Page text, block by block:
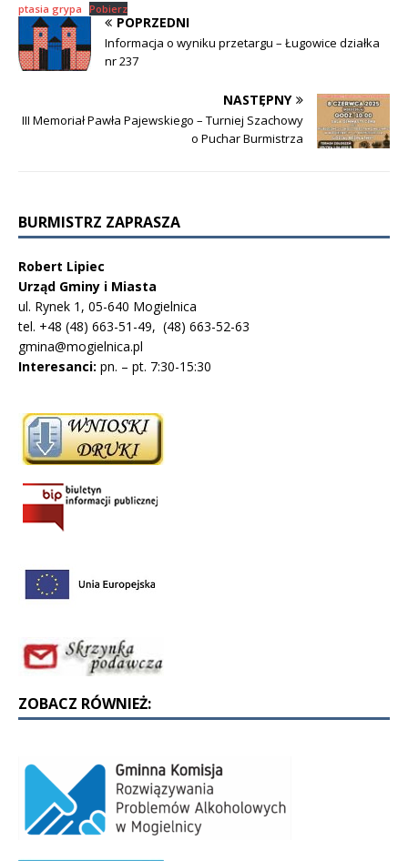
ptasia grypa Pobierz
POPRZEDNI
Informacja o wyniku przetargu – Ługowice działka
nr 237
NASTĘPNY
III Memoriał Pawła Pajewskiego – Turniej Szachowy
o Puchar Burmistrza
BURMISTRZ ZAPRASZA
Robert Lipiec
Urząd Gminy i Miasta
ul. Rynek 1, 05-640 Mogielnica
tel. +48 (48) 663-51-49, (48) 663-52-63
gmina@mogielnica.pl
Interesanci: pn. – pt. 7:30-15:30
ZOBACZ RÓWNIEŻ: